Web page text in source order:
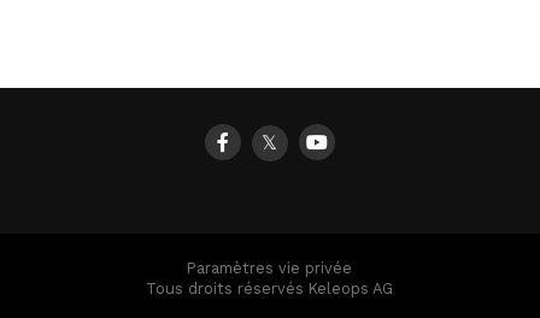
𝕏
Paramètres vie privée
Tous droits réservés Keleops AG